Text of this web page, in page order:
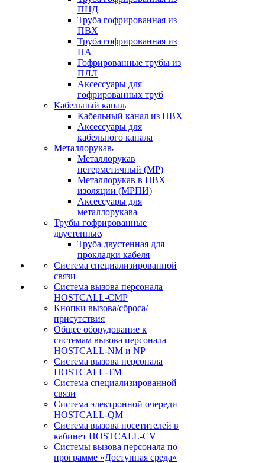
ПНД
Труба гофрированная из
ПВХ
Труба гофрированная из
ПА
Гофрированные трубы из
ПЛЛ
Аксессуары для
гофрированных труб
Кабельный канал
Кабельный канал из ПВХ
Аксессуары для
кабельного канала
Металлорукав
Металлорукав
негерметичный (МР)
Металлорукав в ПВХ
изоляции (МРПИ)
Аксессуары для
металлорукава
Трубы гофрированные
двустенные
Труба двустенная для
прокладки кабеля
Система специализированной
связи
Cистема вызова персонала
HOSTCALL-CMP
Кнопки вызова/сброса/
присутствия
Общее оборудование к
системам вызова персонала
HOSTCALL-NM и NP
Система вызова персонала
HOSTCALL-TM
Система специализированной
связи
Система электронной очереди
HOSTCALL-QM
Cистема вызова посетителей в
кабинет HOSTCALL-CV
Системы вызова персонала по
программе «Доступная среда»